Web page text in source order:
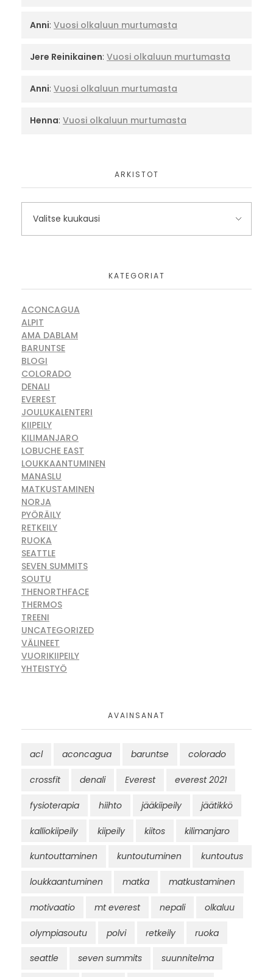
Anni: Vuosi olkaluun murtumasta
Jere Reinikainen: Vuosi olkaluun murtumasta
Anni: Vuosi olkaluun murtumasta
Henna: Vuosi olkaluun murtumasta
ARKISTOT
KATEGORIAT
ACONCAGUA
ALPIT
AMA DABLAM
BARUNTSE
BLOGI
COLORADO
DENALI
EVEREST
JOULUKALENTERI
KIIPEILY
KILIMANJARO
LOBUCHE EAST
LOUKKAANTUMINEN
MANASLU
MATKUSTAMINEN
NORJA
PYÖRÄILY
RETKEILY
RUOKA
SEATTLE
SEVEN SUMMITS
SOUTU
THENORTHFACE
THERMOS
TREENI
UNCATEGORIZED
VÄLINEET
VUORIKIIPEILY
YHTEISTYÖ
AVAINSANAT
acl aconcagua baruntse colorado
crossfit denali Everest everest 2021
fysioterapia hiihto jääkiipeily jäätikkö
kalliokiipeily kiipeily kiitos kilimanjaro
kuntouttaminen kuntoutuminen kuntoutus
loukkaantuminen matka matkustaminen
motivaatio mt everest nepali olkaluu
olympiasoutu polvi retkeily ruoka
seattle seven summits suunnitelma